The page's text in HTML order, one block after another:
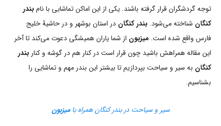
توجه گردشگران قرار گرفته باشند. یکی از این اماکن تماشایی با نامبندر
کنگان شناخته می‌شود. بندر کنگان در استان بوشهر و در حاشیۀ خلیج
فارس واقع شده است. میزبون از شما یاران همیشگی دعوت می‌کند تا آخر
این مقاله همراهش باشید چون قرار است در کنار هم در گوشه و کنار بندر
کنگان به سیر و سیاحت بپردازیم تا بیشتر این بندر مهم و تماشایی را
بشناسیم.
سیر و سیاحت در بندر کنگان همراه بامیزبون